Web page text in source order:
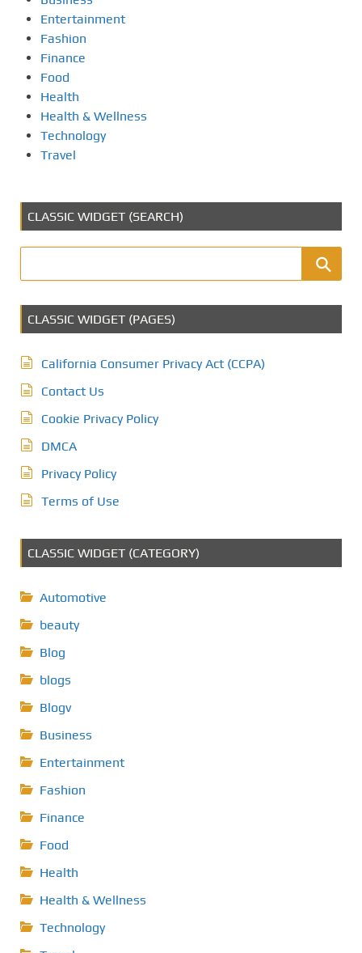
Entertainment
Fashion
Finance
Food
Health
Health & Wellness
Technology
Travel
CLASSIC WIDGET (SEARCH)
CLASSIC WIDGET (PAGES)
California Consumer Privacy Act (CCPA)
Contact Us
Cookie Privacy Policy
DMCA
Privacy Policy
Terms of Use
CLASSIC WIDGET (CATEGORY)
Automotive
beauty
Blog
blogs
Blogv
Business
Entertainment
Fashion
Finance
Food
Health
Health & Wellness
Technology